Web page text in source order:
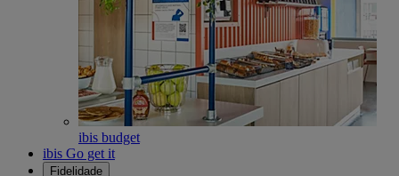
ibis budget
ibis Go get it
Fidelidade